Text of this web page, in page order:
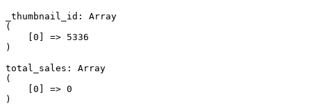
_thumbnail_id: Array
(
    [0] => 5336
)
total_sales: Array
(
    [0] => 0
)